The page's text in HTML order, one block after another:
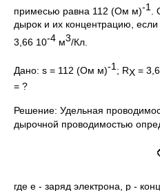
примесью равна 112 (Ом м)-1
дырок и их концентрацию,
3,66 10-4 м3/Кл.
Дано: s = 112 (Ом м)-1 ; RX =
= ?
Решение: Удельная
дырочной проводимостью
где е - заряд электрона, р -